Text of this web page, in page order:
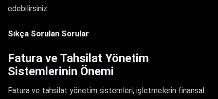
edebilirsiniz.
Sıkça Sorulan Sorular
Fatura ve Tahsilat Yönetim
Sistemlerinin Önemi
Fatura ve tahsilat yönetim sistemleri, işletmelerin finansal